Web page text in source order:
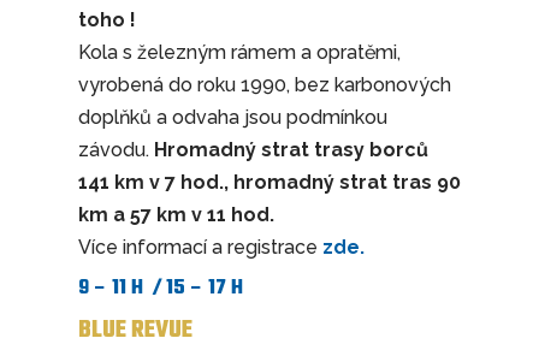
toho !
Kola s železným rámem a opratěmi,
vyrobená do roku 1990, bez karbonových
doplňků a odvaha jsou podmínkou
závodu. Hromadný strat trasy borců
141 km v 7 hod., hromadný strat tras 90
km a 57 km v 11 hod.
Více informací a registrace zde.
9 – 11 H / 15 – 17 H
BLUE REVUE